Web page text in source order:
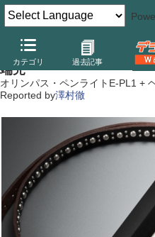
カテゴリ 過去記事
デジカメドレスアップ主
端児
オリンパス・ペンライトE-PL1 +
Reported by澤村徹